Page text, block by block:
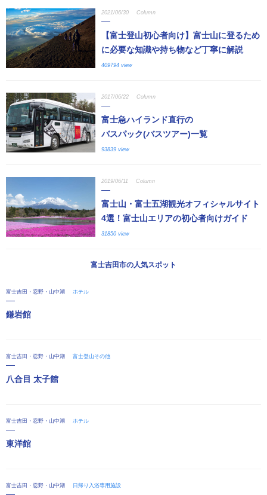
2021/06/30 Column
【富士登山初心者向け】富士山に登るため
に必要な知識や持ち物など丁寧に解説
409794 view
2017/06/22 Column
富士急ハイランド直行の
バスパック(バスツアー)一覧
93839 view
2019/06/11 Column
富士山・富士五湖観光オフィシャルサイト
4選！富士山エリアの初心者向けガイド
31850 view
富士吉田市の人気スポット
富士吉田・忍野・山中湖 ホテル
鎌岩館
富士吉田・忍野・山中湖 富士登山その他
八合目 太子館
富士吉田・忍野・山中湖 ホテル
東洋館
富士吉田・忍野・山中湖 日帰り入浴専用施設